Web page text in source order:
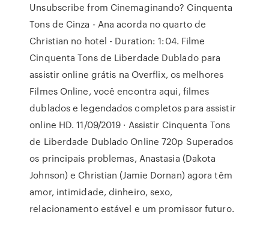
Unsubscribe from Cinemaginando? Cinquenta
Tons de Cinza - Ana acorda no quarto de
Christian no hotel - Duration: 1:04. Filme
Cinquenta Tons de Liberdade Dublado para
assistir online grátis na Overflix, os melhores
Filmes Online, você encontra aqui, filmes
dublados e legendados completos para assistir
online HD. 11/09/2019 · Assistir Cinquenta Tons
de Liberdade Dublado Online 720p Superados
os principais problemas, Anastasia (Dakota
Johnson) e Christian (Jamie Dornan) agora têm
amor, intimidade, dinheiro, sexo,
relacionamento estável e um promissor futuro.